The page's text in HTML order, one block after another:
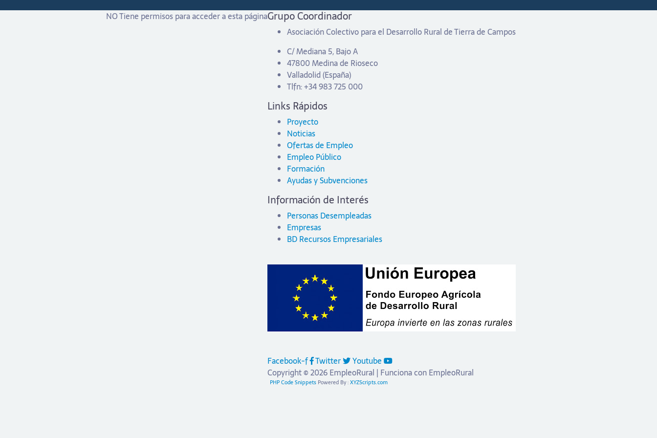
NO Tiene permisos para acceder a esta páginaGrupo Coordinador
Asociación Colectivo para el Desarrollo Rural de Tierra de Campos
C/ Mediana 5, Bajo A
47800 Medina de Rioseco
Valladolid (España)
Tlfn: +34 983 725 000
Links Rápidos
Proyecto
Noticias
Ofertas de Empleo
Empleo Público
Formación
Ayudas y Subvenciones
Información de Interés
Personas Desempleadas
Empresas
BD Recursos Empresariales
Facebook-f Twitter
Youtube
Copyright © 2026 EmpleoRural | Funciona con EmpleoRural
PHP Code SnippetsPowered By :XYZScripts.com